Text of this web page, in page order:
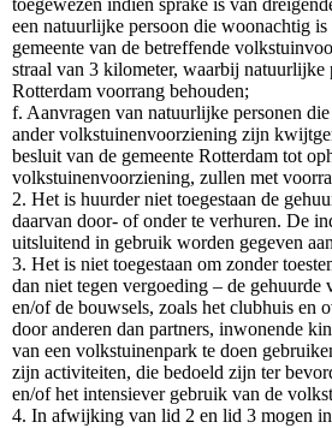
toegewezen indien sprake is van
een natuurlijke persoon die woonachtig is
gemeente van de betreffende
straal van 3 kilometer, waarbij natuurlijke
Rotterdam voorrang behouden;
f. Aanvragen van natuurlijke personen
ander volkstuinenvoorziening zijn
besluit van de gemeente Rotterdam tot
volkstuinenvoorziening, zullen met
2. Het is huurder niet toegestaan de
daarvan door- of onder te verhuren. De
uitsluitend in gebruik worden gegeven
3. Het is niet toegestaan om zonder
dan niet tegen vergoeding – de
en/of de bouwsels, zoals het clubhuis en
door anderen dan partners, inwonende
van een volkstuinenpark te doen
zijn activiteiten, die bedoeld zijn ter
en/of het intensiever gebruik van de
4. In afwijking van lid 2 en lid 3 mogen